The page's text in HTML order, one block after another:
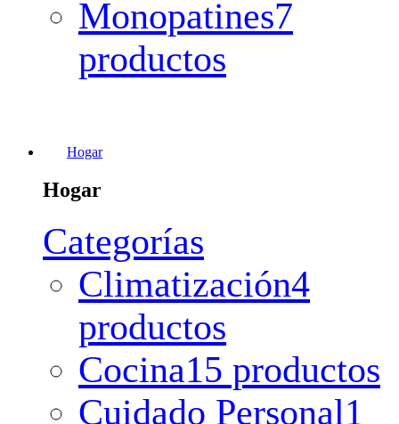
Monopatines7
productos
Hogar
Hogar
Categorías
Climatización4
productos
Cocina15 productos
Cuidado Personal1